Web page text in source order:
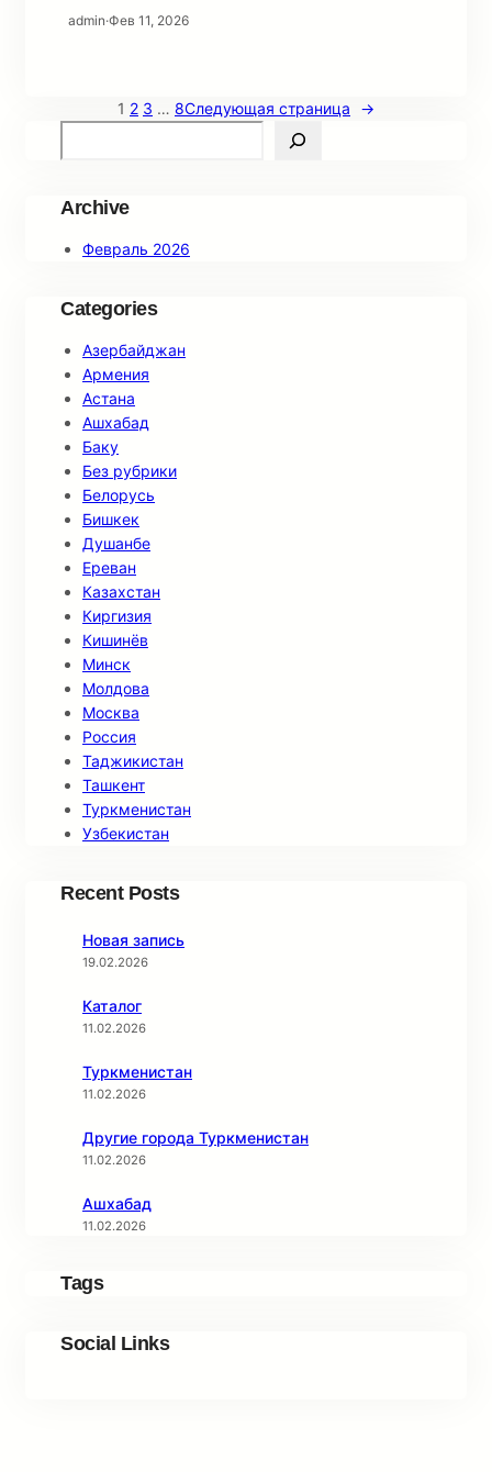
admin·Фев 11, 2026
1 2 3 … 8Следующая страница
→
e
r
h
Archive
Февраль 2026
Categories
Азербайджан
Армения
Астана
Ашхабад
Баку
Без рубрики
Белорусь
Бишкек
Душанбе
Ереван
Казахстан
Киргизия
Кишинёв
Минск
Молдова
Москва
Россия
Таджикистан
Ташкент
Туркменистан
Узбекистан
Recent Posts
Новая запись
19.02.2026
Каталог
11.02.2026
Туркменистан
11.02.2026
Другие города Туркменистан
11.02.2026
Ашхабад
11.02.2026
Tags
Social Links